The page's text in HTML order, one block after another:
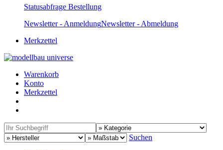
Statusabfrage Bestellung
Newsletter - AnmeldungNewsletter - Abmeldung
Merkzettel
Warenkorb
Konto
Merkzettel
Suchen